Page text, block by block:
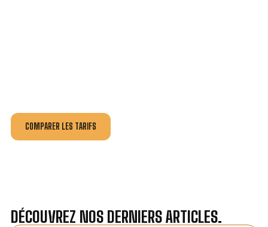
COMPARER LES TARIFS
DÉCOUVREZ NOS DERNIERS ARTICLES.